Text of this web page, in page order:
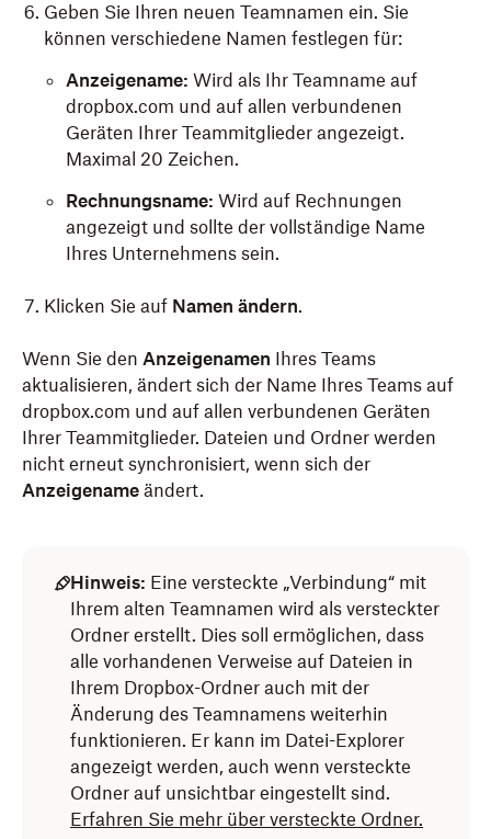
Geben Sie Ihren neuen Teamnamen ein. Sie
können verschiedene Namen festlegen für:
Anzeigename: Wird als Ihr Teamname auf
dropbox.com und auf allen verbundenen
Geräten Ihrer Teammitglieder angezeigt.
Maximal 20 Zeichen.
Rechnungsname: Wird auf Rechnungen
angezeigt und sollte der vollständige Name
Ihres Unternehmens sein.
Klicken Sie auf Namen ändern.
Wenn Sie den Anzeigenamen Ihres Teams
aktualisieren, ändert sich der Name Ihres Teams auf
dropbox.com und auf allen verbundenen Geräten
Ihrer Teammitglieder. Dateien und Ordner werden
nicht erneut synchronisiert, wenn sich der
Anzeigename ändert.
Hinweis: Eine versteckte „Verbindung“ mit
Ihrem alten Teamnamen wird als versteckter
Ordner erstellt. Dies soll ermöglichen, dass
alle vorhandenen Verweise auf Dateien in
Ihrem Dropbox-Ordner auch mit der
Änderung des Teamnamens weiterhin
funktionieren. Er kann im Datei-Explorer
angezeigt werden, auch wenn versteckte
Ordner auf unsichtbar eingestellt sind.
Erfahren Sie mehr über versteckte Ordner.